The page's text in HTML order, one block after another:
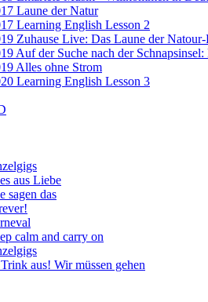
Laune der Natur
Learning English Lesson 2
Zuhause Live: Das Laune der
Auf der Suche nach der
Alles ohne Strom
Learning English Lesson 3
aus Liebe
sagen das
calm and carry on
aus! Wir müssen gehen